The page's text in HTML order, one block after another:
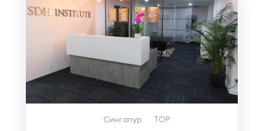
Сингапур TOP: